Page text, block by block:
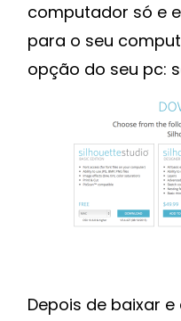
computador só e
para o seu
opção do seu pc:
Depois de baixar